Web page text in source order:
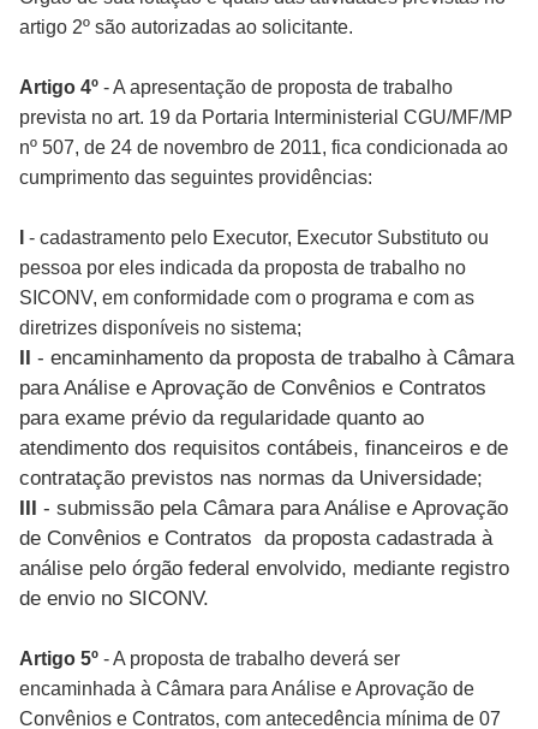
artigo 2º são autorizadas ao solicitante.
Artigo 4º - A apresentação de proposta de trabalho
prevista no art. 19 da Portaria Interministerial CGU/MF/MP
nº 507, de 24 de novembro de 2011, fica condicionada ao
cumprimento das seguintes providências:
- cadastramento pelo Executor, Executor Substituto ou
pessoa por eles indicada da proposta de trabalho no
SICONV, em conformidade com o programa e com as
diretrizes disponíveis no sistema;
II - encaminhamento da proposta de trabalho à Câmara
para Análise e Aprovação de Convênios e Contratos
para exame prévio da regularidade quanto ao
atendimento dos requisitos contábeis, financeiros e de
contratação previstos nas normas da Universidade;
III - submissão pela Câmara para Análise e Aprovação
de Convênios e Contratos da proposta cadastrada à
análise pelo órgão federal envolvido, mediante registro
de envio no SICONV.
Artigo 5º - A proposta de trabalho deverá ser
encaminhada à Câmara para Análise e Aprovação de
Convênios e Contratos, com antecedência mínima de 07